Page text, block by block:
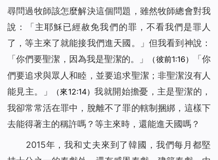
尋問過牧師該怎麼解決這個問題，雖然牧師總會對我
說：「主耶穌已經赦免我們的罪，不看我們是罪人
了，等主來了就能接我們進天國。」但我看到神說：
「你們要聖潔，因為我是聖潔的。 」 （彼前1:16）
「你
們要追求與眾人和睦，並要追求聖潔；非聖潔沒有人
能見主。」
（來12:14）我就開始擔憂，主是聖潔的，
我卻常常活在罪中，脫離不了罪的轄制捆綁，這樣下
去能得著主的稱許嗎？等主來時，還能進天國嗎？
2015年，我和丈夫來到了韓國，我們每月都堅